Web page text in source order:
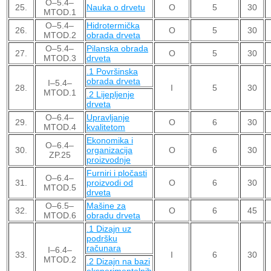
25.
O–5.4–
MTOD.1
Nauka o drvetu О 5 30
26.
O–5.4–
MTOD.2
Hidrotermička
obrada drveta
О 5 30
27.
O–5.4–
MTOD.3
Pilanska obrada
drveta
О 5 30
28.
I–5.4–
MTOD.1
.1 Površinska
obrada drveta
I 5 30
.2 Lijepljenje
drveta
29.
O–6.4–
MTOD.4
Upravljanje
kvalitetom
О 6 30
30.
O–6.4–
ZP.25
Ekonomika i
organizacija
proizvodnje
О 6 30
31.
O–6.4–
MTOD.5
Furniri i pločasti
proizvodi od
drveta
О 6 30
32.
O–6.5–
MTOD.6
Mašine za
obradu drveta
О 6 45
33.
I–6.4–
MTOD.2
.1 Dizajn uz
podršku
računara
I 6 30
.2 Dizajn na bazi